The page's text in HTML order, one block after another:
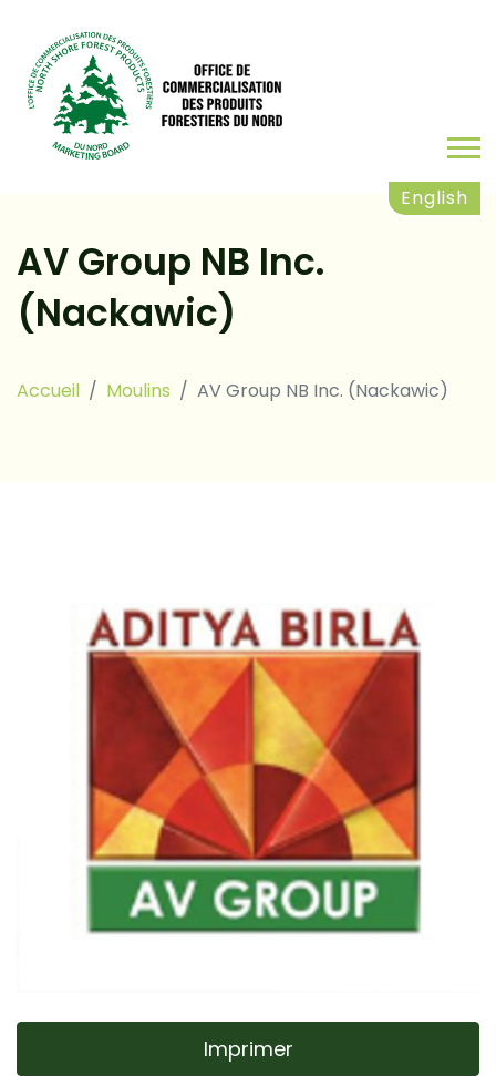
English
AV Group NB Inc.
(Nackawic)
Accueil Moulins AV Group NB Inc. (Nackawic)
Imprimer